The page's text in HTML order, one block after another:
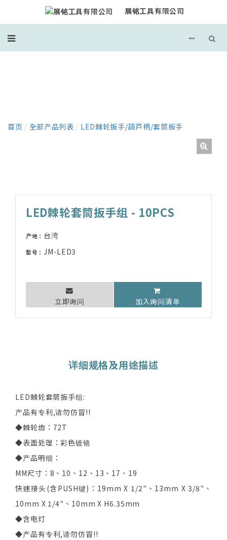
展铭工具有限公司
首页 / 全部产品列表 / LED棘轮扳手/葫芦柄/套筒板手
LED棘轮套筒扳手组 - 10PCS
产地： 台湾
型号：JM-LED3
立即询问 加入询问清单
详细规格及用途描述
LED棘轮套筒扳手组:
产品有专利,请勿仿冒!!
◆棘轮齿：72T
◆表面处理：彩色镀铬
◆产品明细：
MM尺寸：8、10、12、13、17、19
快速接头(含PUSH键)：19mm X 1/2"、13mm X 3/8"、
10mm X 1/4"、10mm X H6.35mm
◆含电灯
◆产品有专利,请勿仿冒!!